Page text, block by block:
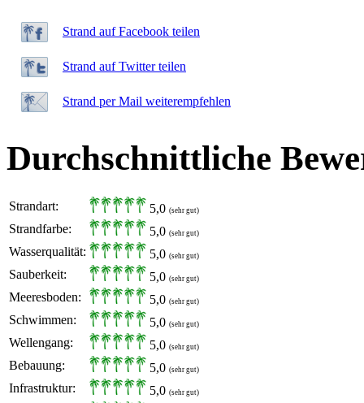
Strand auf Facebook teilen
Strand auf Twitter teilen
Strand per Mail weiterempfehlen
Durchschnittliche
Strandart: 5,0 (sehr gut)
Strandfarbe: 5,0 (sehr gut)
Wasserqualität: 5,0 (sehr gut)
Sauberkeit: 5,0 (sehr gut)
Meeresboden: 5,0 (sehr gut)
Schwimmen: 5,0 (sehr gut)
Wellengang: 5,0 (sehr gut)
Bebauung: 5,0 (sehr gut)
Infrastruktur: 5,0 (sehr gut)